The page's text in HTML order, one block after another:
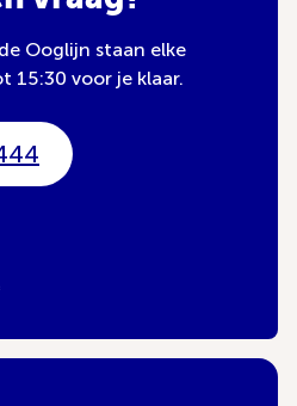
Ooglijn staan elke
15:30 voor je klaar.